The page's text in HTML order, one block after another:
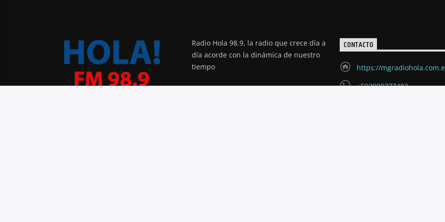
Radio Hola 98.9, la radio que crece día a
día acorde con la dinámica de nuestro
tiempo
CONTACTO
https://
+593999777483